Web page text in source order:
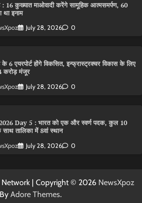
16 कुख्यात माओवादी करेंगे सामूहिक आत्मसमर्पण, 60
इनाम
July 28, 2026 0
6 एयरपोर्ट होंगे विकसित, इन्फ्रास्ट्रक्चर विकास के लिए
करोड़ मंजूर
July 28, 2026 0
Day 5 : भारत को एक और स्वर्ण पदक, कुल 10
तालिका में 8वां स्थान
July 28, 2026 0
Network | Copyright © 2026 NewsXpoz
Adore Themes.